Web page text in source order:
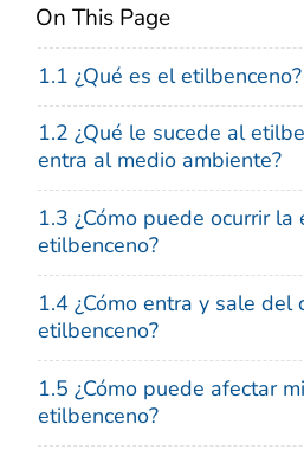
On This Page
1.1 ¿Qué es el etilbenceno?
1.2 ¿Qué le sucede al
entra al medio ambiente?
1.3 ¿Cómo puede ocurrir la
etilbenceno?
1.4 ¿Cómo entra y sale del
etilbenceno?
1.5 ¿Cómo puede afectar
etilbenceno?